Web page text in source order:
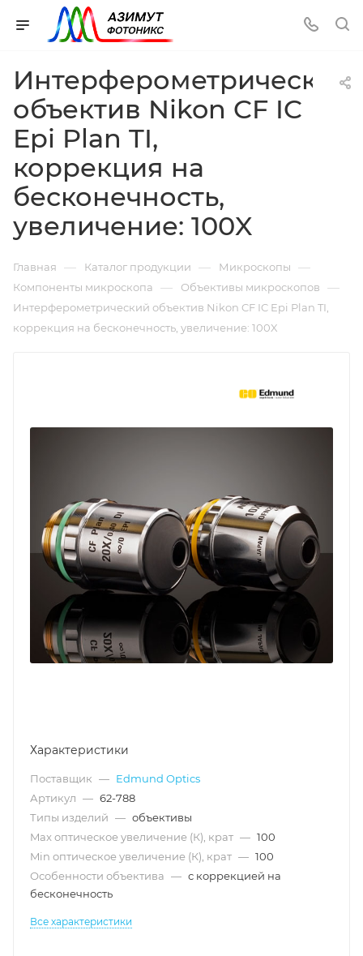
Интерферометрический
объектив Nikon CF IC
Epi Plan TI,
коррекция на
бесконечность,
увеличение: 100X
Главная — Каталог продукции — Микроскопы —
Компоненты микроскопа — Объективы микроскопов —
Интерферометрический объектив Nikon CF IC Epi Plan TI,
коррекция на бесконечность, увеличение: 100X
Характеристики
Поставщик — Edmund Optics
Артикул — 62-788
Типы изделий — объективы
Max оптическое увеличение (К), крат — 100
Min оптическое увеличение (К), крат — 100
Особенности объектива — с коррекцией на
бесконечность
Все характеристики